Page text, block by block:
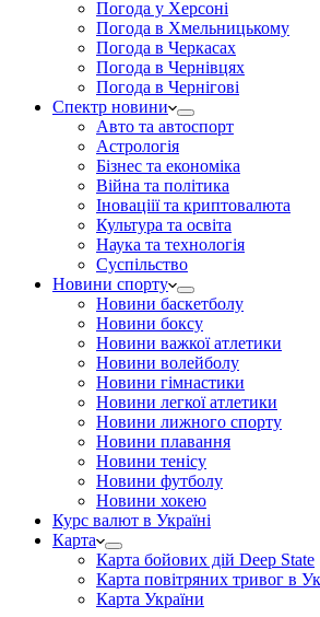
Погода у Херсоні
Погода в Хмельницькому
Погода в Черкасах
Погода в Чернівцях
Погода в Чернігові
Спектр новини
Авто та автоспорт
Астрологія
Бізнес та економіка
Війна та політика
Іноваціії та криптовалюта
Культура та освіта
Наука та технологія
Суспільство
Новини спорту
Новини баскетболу
Новини боксу
Новини важкої атлетики
Новини волейболу
Новини гімнастики
Новини легкої атлетики
Новини лижного спорту
Новини плавання
Новини тенісу
Новини футболу
Новини хокею
Курс валют в Україні
Карта
Карта бойових дій Deep State
Карта повітряних тривог в
Карта України